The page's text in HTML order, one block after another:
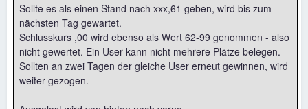
Sollte es als einen Stand nach xxx,61 geben, wird bis zum
nächsten Tag gewartet.
Schlusskurs ,00 wird ebenso als Wert 62-99 genommen - also
nicht gewertet. Ein User kann nicht mehrere Plätze belegen.
Sollten an zwei Tagen der gleiche User erneut gewinnen, wird
weiter gezogen.